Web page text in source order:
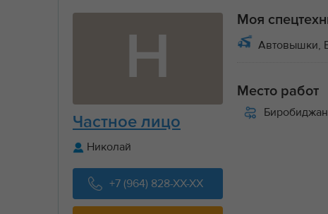
Н
Частное лицо
Николай
+7 (964) 828-XX-XX
Моя
Автовышки,
Место работ
Биробиджан